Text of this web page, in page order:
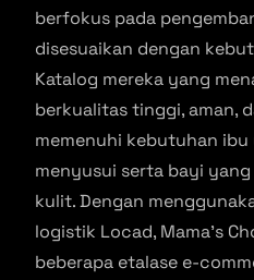
berfokus pada
disesuaikan dengan
Katalog mereka yang
berkualitas tinggi, aman,
memenuhi kebutuhan
menyusui serta bayi
kulit. Dengan
logistik Locad, Mama’s
beberapa etalase e-